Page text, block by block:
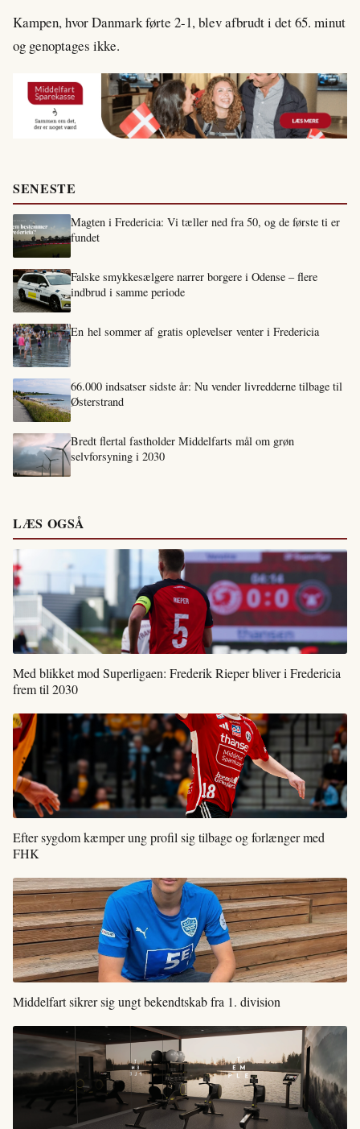
Kampen, hvor Danmark førte 2-1, blev afbrudt i det 65. minut
og genoptages ikke.
SENESTE
Magten i Fredericia: Vi tæller ned fra 50, og de første ti er
fundet
Falske smykkesælgere narrer borgere i Odense – flere
indbrud i samme periode
En hel sommer af gratis oplevelser venter i Fredericia
66.000 indsatser sidste år: Nu vender livredderne tilbage til
Østerstrand
Bredt flertal fastholder Middelfarts mål om grøn
selvforsyning i 2030
LÆS OGSÅ
Med blikket mod Superligaen: Frederik Rieper bliver i Fredericia
frem til 2030
Efter sygdom kæmper ung profil sig tilbage og forlænger med
FHK
Middelfart sikrer sig ungt bekendtskab fra 1. division